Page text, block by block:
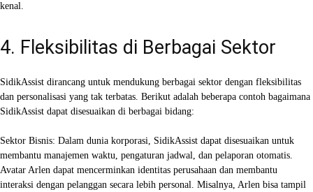
kenal.
4. Fleksibilitas di Berbagai Sektor
SidikAssist dirancang untuk mendukung berbagai sektor dengan fleksibilitas
dan personalisasi yang tak terbatas. Berikut adalah beberapa contoh bagaimana
SidikAssist dapat disesuaikan di berbagai bidang:
Sektor Bisnis: Dalam dunia korporasi, SidikAssist dapat disesuaikan untuk
membantu manajemen waktu, pengaturan jadwal, dan pelaporan otomatis.
Avatar Arlen dapat mencerminkan identitas perusahaan dan membantu
interaksi dengan pelanggan secara lebih personal. Misalnya, Arlen bisa tampil